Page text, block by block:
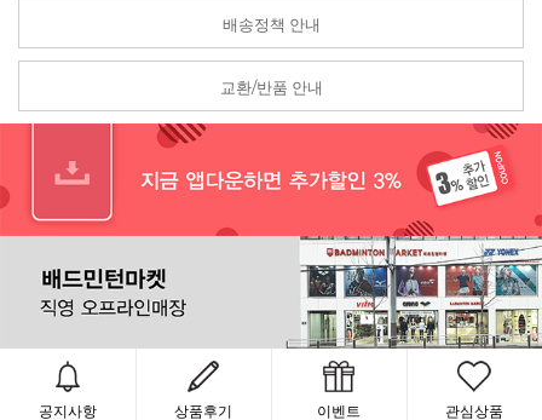
배송정책 안내
교환/반품 안내
공지사항 상품후기 이벤트 관심상품